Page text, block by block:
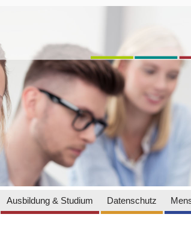
Ausbildung & Studium Datenschutz